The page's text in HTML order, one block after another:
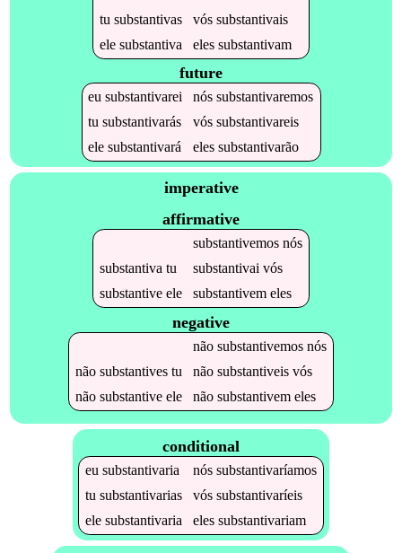
tu substantivas vós substantivais
ele substantiva eles substantivam
future
eusubstantivarei nóssubstantivaremos
tusubstantivarás vóssubstantivareis
elesubstantivará elessubstantivarão
imperative
affirmative
substantivemosnós
substantiva tu substantivai vós
substantiveele substantivemeles
negative
não substantivemosnós
não substantivestu não substantiveisvós
não substantiveele não substantivemeles
conditional
eu substantivaria nós substantivaríamos
tu substantivarias vós substantivaríeis
ele substantivaria eles substantivariam